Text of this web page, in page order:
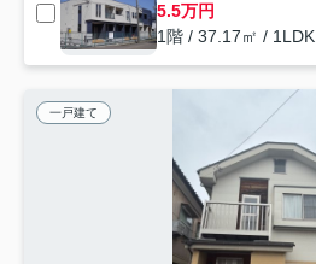
5.5万円
1階 / 37.17㎡ / 1LDK
一戸建て